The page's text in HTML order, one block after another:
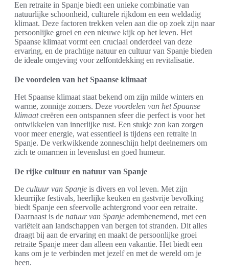
Een retraite in Spanje biedt een unieke combinatie van
natuurlijke schoonheid, culturele rijkdom en een weldadig
klimaat. Deze factoren trekken velen aan die op zoek zijn naar
persoonlijke groei en een nieuwe kijk op het leven. Het
Spaanse klimaat vormt een cruciaal onderdeel van deze
ervaring, en de prachtige natuur en cultuur van Spanje bieden
de ideale omgeving voor zelfontdekking en revitalisatie.
De voordelen van het Spaanse klimaat
Het Spaanse klimaat staat bekend om zijn milde winters en
warme, zonnige zomers. Deze voordelen van het Spaanse
klimaatcreëren een ontspannen sfeer die perfect is voor het
ontwikkelen van innerlijke rust. Een stukje zon kan zorgen
voor meer energie, wat essentieel is tijdens een retraite in
Spanje. De verkwikkende zonneschijn helpt deelnemers om
zich te omarmen in levenslust en goed humeur.
De rijke cultuur en natuur van Spanje
De cultuur van Spanje is divers en vol leven. Met zijn
kleurrijke festivals, heerlijke keuken en gastvrije bevolking
biedt Spanje een sfeervolle achtergrond voor een retraite.
Daarnaast is de natuur van Spanje adembenemend, met een
variëteit aan landschappen van bergen tot stranden. Dit alles
draagt bij aan de ervaring en maakt de persoonlijke groei
retraite Spanje meer dan alleen een vakantie. Het biedt een
kans om je te verbinden met jezelf en met de wereld om je
heen.